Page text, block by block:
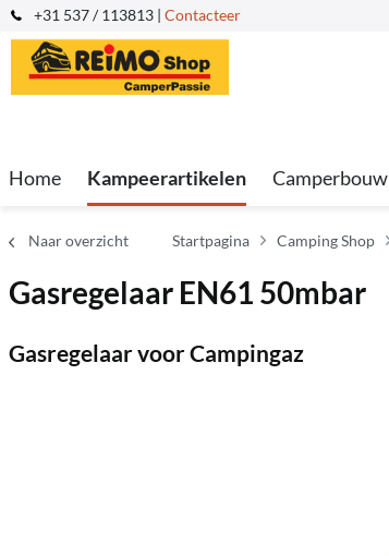
+31 537 / 113813 | Contacteer
Home Kampeerartikelen Camperbouw
Naar overzicht Startpagina Camping Shop
Gasregelaar EN61 50mbar
Gasregelaar voor Campingaz